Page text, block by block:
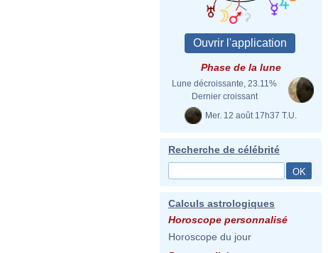
Phase de la lune
Lune décroissante, 23.11%
Dernier croissant
Mer. 12 août 17h37 T.U.
Recherche de célébrité
Calculs astrologiques
Horoscope personnalisé
Horoscope du jour